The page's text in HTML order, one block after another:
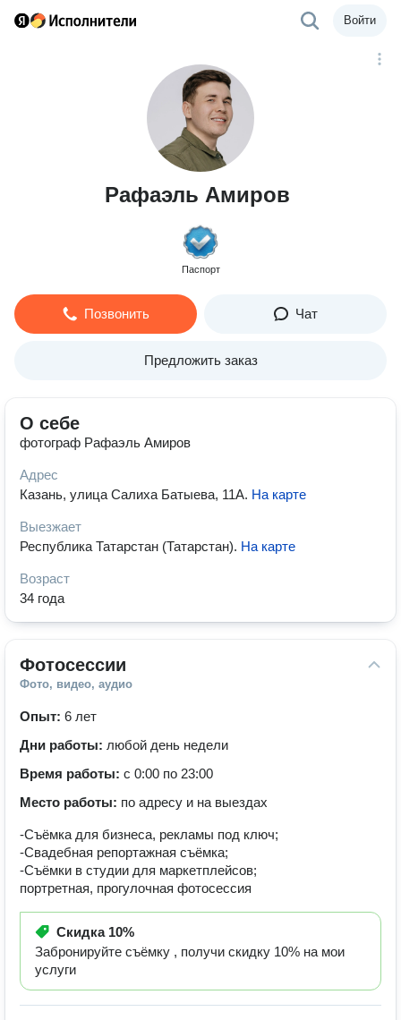
Войти
Рафаэль Амиров
Паспорт
Позвонить Чат
Предложить заказ
О себе
фотограф Рафаэль Амиров
Адрес
Казань, улица Салиха Батыева, 11А. На карте
Выезжает
Республика Татарстан (Татарстан). На карте
Возраст
34 года
Фотосессии
Фото, видео, аудио
Опыт: 6 лет
Дни работы: любой день недели
Время работы: с 0:00 по 23:00
Место работы: по адресу и на выездах
-Съёмка для бизнеса, рекламы под ключ;
-Свадебная репортажная съёмка;
-Съёмки в студии для маркетплейсов;
портретная, прогулочная фотосессия
Скидка 10%
Забронируйте съёмку , получи скидку 10% на мои
услуги